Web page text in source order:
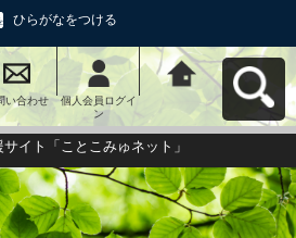
ひらがなをつける
い合わせ
個人会員ログイ
ン
江東区コミュニ
ティ活動支援サ
イト「ことこみ
ゅネット」へ戻
る
イト「ことこみゅネット」